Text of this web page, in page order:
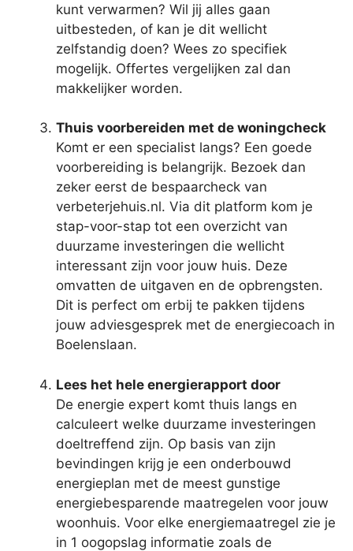
kunt verwarmen? Wil jij alles gaan
uitbesteden, of kan je dit wellicht
zelfstandig doen? Wees zo specifiek
mogelijk. Offertes vergelijken zal dan
makkelijker worden.
Thuis voorbereiden met de woningcheck
Komt er een specialist langs? Een goede
voorbereiding is belangrijk. Bezoek dan
zeker eerst de bespaarcheck van
verbeterjehuis.nl. Via dit platform kom je
stap-voor-stap tot een overzicht van
duurzame investeringen die wellicht
interessant zijn voor jouw huis. Deze
omvatten de uitgaven en de opbrengsten.
Dit is perfect om erbij te pakken tijdens
jouw adviesgesprek met de energiecoach in
Boelenslaan.
Lees het hele energierapport door
De energie expert komt thuis langs en
calculeert welke duurzame investeringen
doeltreffend zijn. Op basis van zijn
bevindingen krijg je een onderbouwd
energieplan met de meest gunstige
energiebesparende maatregelen voor jouw
woonhuis. Voor elke energiemaatregel zie je
in 1 oogopslag informatie zoals de